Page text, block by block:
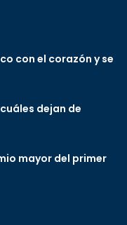
con el corazón y se
dejan de
mayor del primer